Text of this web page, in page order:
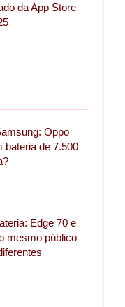
da App Store
Oppo
bateria de 7.500
Edge 70 e
mesmo público